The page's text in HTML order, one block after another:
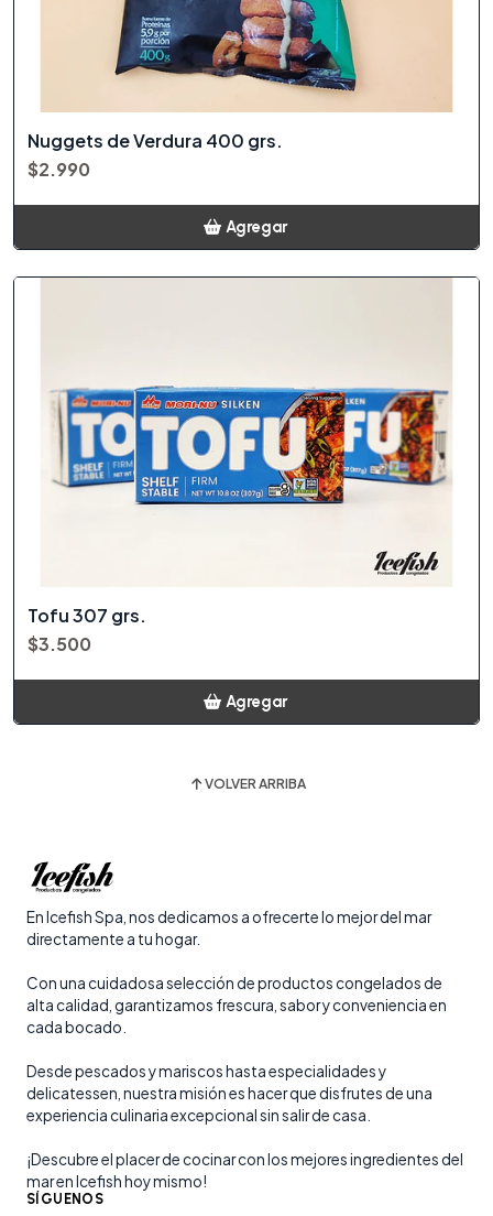
Nuggets de Verdura 400 grs.
$2.990
Agregar
Tofu 307 grs.
$3.500
Agregar
VOLVER ARRIBA
En Icefish Spa, nos dedicamos a ofrecerte lo mejor del mar
directamente a tu hogar.
Con una cuidadosa selección de productos congelados de
alta calidad, garantizamos frescura, sabor y conveniencia en
cada bocado.
Desde pescados y mariscos hasta especialidades y
delicatessen, nuestra misión es hacer que disfrutes de una
experiencia culinaria excepcional sin salir de casa.
¡Descubre el placer de cocinar con los mejores ingredientes del
mar en Icefish hoy mismo!
SÍGUENOS